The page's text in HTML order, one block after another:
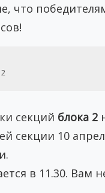
что
Файл
секций блока 2
секции 10
в 11.30. Вам